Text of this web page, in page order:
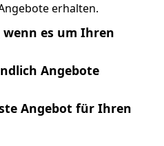
erhalten.
es um Ihren
Angebote
Angebot für Ihren